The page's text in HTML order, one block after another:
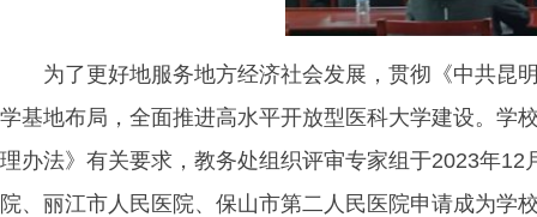
为了更好地服务地方经济社会发展，贯彻《中共昆
学基地布局，全面推进高水平开放型医科大学建设。学
理办法》有关要求，教务处组织评审专家组于2023年
院、丽江市人民医院、保山市第二人民医院申请成为学